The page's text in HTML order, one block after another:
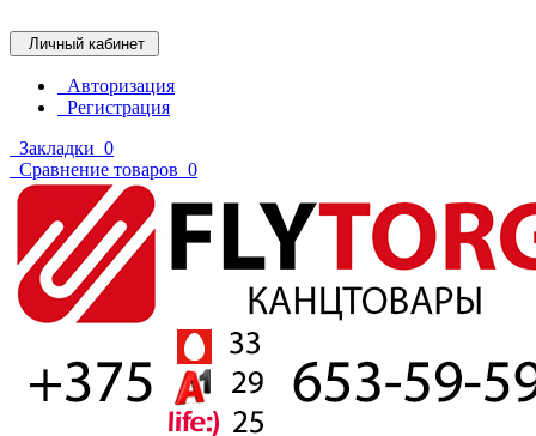
Личный кабинет
Авторизация
Регистрация
Закладки 0
Сравнение товаров 0